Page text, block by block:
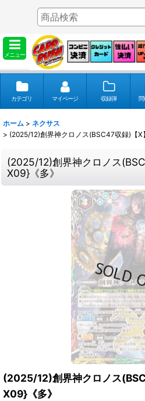
メニュー
カテゴリ マイページ 収録弾 問
ホーム > ネクサス
> (2025/12)創界神クロノス(BSC47収録)【X
(2025/12)創界神クロノス
X09}《多》
(2025/12)創界神クロノス
X09}《多》